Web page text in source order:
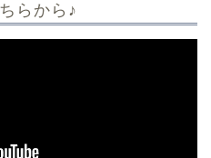
らから♪